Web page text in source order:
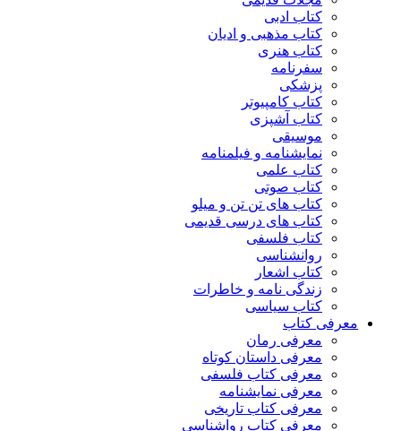
کتاب ادبی
کتاب مذهبی و ادیان
کتاب هنری
سفرنامه
پزشکی
کتاب کامپیوتر
کتاب آشپزی
موسیقی
نمایشنامه و فیلمنامه
کتاب علمی
کتاب صوتی
کتاب های تن تن و میلو
کتاب های درسی قدیمی
کتاب فلسفی
روانشناسی
کتاب اشعار
زندگی نامه و خاطرات
کتاب سیاسی
معرفی کتاب
معرفی رمان
معرفی داستان کوتاه
معرفی کتاب فلسفی
معرفی نمایشنامه
معرفی کتاب تاریخی
معرفی کتاب رواشناسی